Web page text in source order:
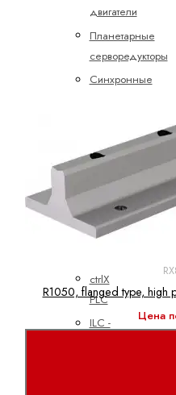
двигатели
Планетарные
серворедукторы
Синхронные
Синхронные
моментные
двигатели
Синхронные
серводвигатели
ctrlX
PLC
ILC -
R1050, flanged type, high
Цена